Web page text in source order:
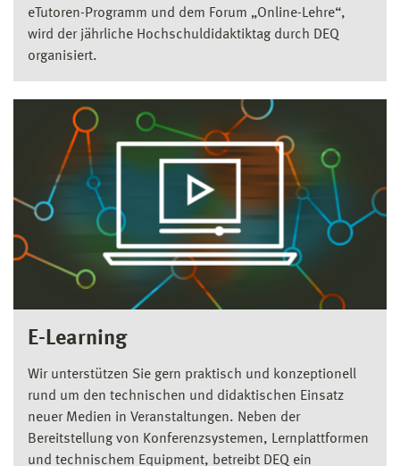
eTutoren-Programm und dem Forum „Online-Lehre“,
wird der jährliche Hochschuldidaktiktag durch DEQ
organisiert.
E-Learning
Wir unterstützen Sie gern praktisch und konzeptionell
rund um den technischen und didaktischen Einsatz
neuer Medien in Veranstaltungen. Neben der
Bereitstellung von Konferenzsystemen, Lernplattformen
und technischem Equipment, betreibt DEQ ein